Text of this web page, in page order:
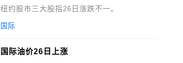
纽约股市三大股指26日涨跌不一。
国际
国际油价26日上涨